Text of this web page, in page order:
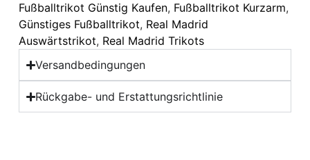
Fußballtrikot Günstig Kaufen, Fußballtrikot Kurzarm,
Günstiges Fußballtrikot, Real Madrid
Auswärtstrikot, Real Madrid Trikots
Versandbedingungen
Rückgabe- und Erstattungsrichtlinie